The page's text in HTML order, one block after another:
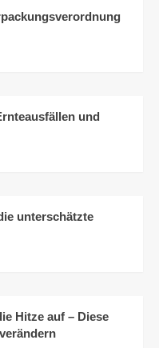
und
unterschätzte
Hitze auf – Diese